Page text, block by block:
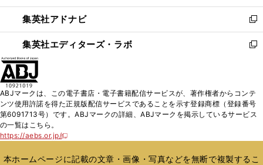
開
く
ウ
で
開
く
ン
ド
ウ
で
ウ
ィ
ン
ド
く
集英社アドナビ
新
し
い
ド
ウ
で
集英社エディターズ・ラボ
新
ィ
ン
ド
開
ABJマークは、この電子書店・電子書籍配信サービスが、著作権者からコンテ
ンツ使用許諾を得た正規版配信サービスであることを示す登録商標（登録番号
第6091713号）です。ABJマークの詳細、ABJマークを掲示しているサービス
の一覧はこちら。
https://aebs.or.jp/
新
い
本ホームページに記載の文章・画像・写真などを無断で複製するこ